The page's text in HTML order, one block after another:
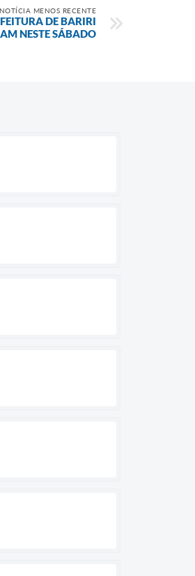
NOTÍCIA MENOS RECENTE
DE BARIRI
NESTE SÁBADO